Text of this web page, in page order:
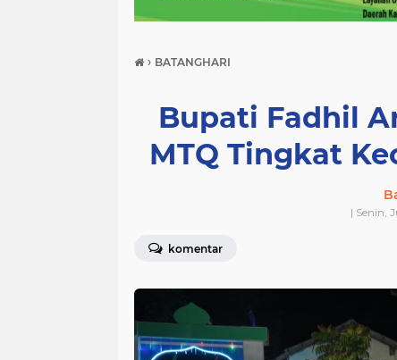
› BATANGHARI
Bupati Fadhil
MTQ Tingkat
| Senin,
komentar